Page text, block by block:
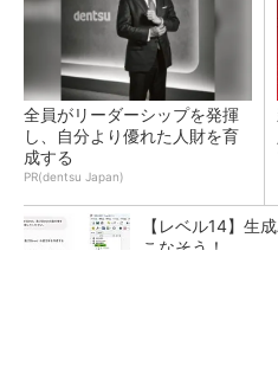
全員がリーダーシップを発揮
し、自分より優れた人財を育
成する
PR(dentsu Japan)
【レベル14】生
こなそう！